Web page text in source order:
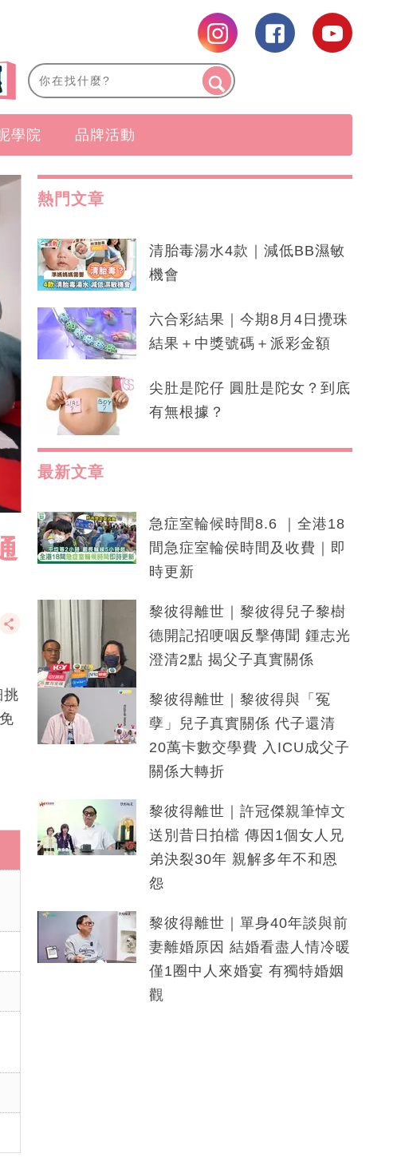
學院 品牌活動
挑
熱門文章
清胎毒湯水4款｜減低BB濕敏
機會
六合彩結果｜今期8月4日攪珠
結果＋中獎號碼＋派彩金額
尖肚是陀仔 圓肚是陀女？到底
有無根據？
最新文章
急症室輪候時間8.6 ｜全港18
間急症室輪侯時間及收費｜即
時更新
黎彼得離世｜黎彼得兒子黎樹
德開記招哽咽反擊傳聞 鍾志光
澄清2點 揭父子真實關係
黎彼得離世｜黎彼得與「冤
孽」兒子真實關係 代子還清
20萬卡數交學費 入ICU成父子
關係大轉折
黎彼得離世｜許冠傑親筆悼文
送別昔日拍檔 傳因1個女人兄
弟決裂30年 親解多年不和恩
怨
黎彼得離世｜單身40年談與前
妻離婚原因 結婚看盡人情冷暖
僅1圈中人來婚宴 有獨特婚姻
觀